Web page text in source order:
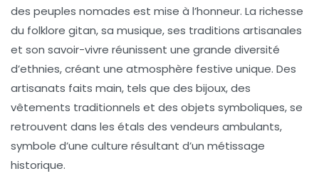
des peuples nomades est mise à l’honneur. La richesse
du folklore gitan, sa musique, ses traditions artisanales
et son savoir-vivre réunissent une grande diversité
d’ethnies, créant une atmosphère festive unique. Des
artisanats faits main, tels que des bijoux, des
vêtements traditionnels et des objets symboliques, se
retrouvent dans les étals des vendeurs ambulants,
symbole d’une culture résultant d’un métissage
historique.